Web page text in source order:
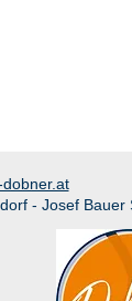
- Josef Bauer